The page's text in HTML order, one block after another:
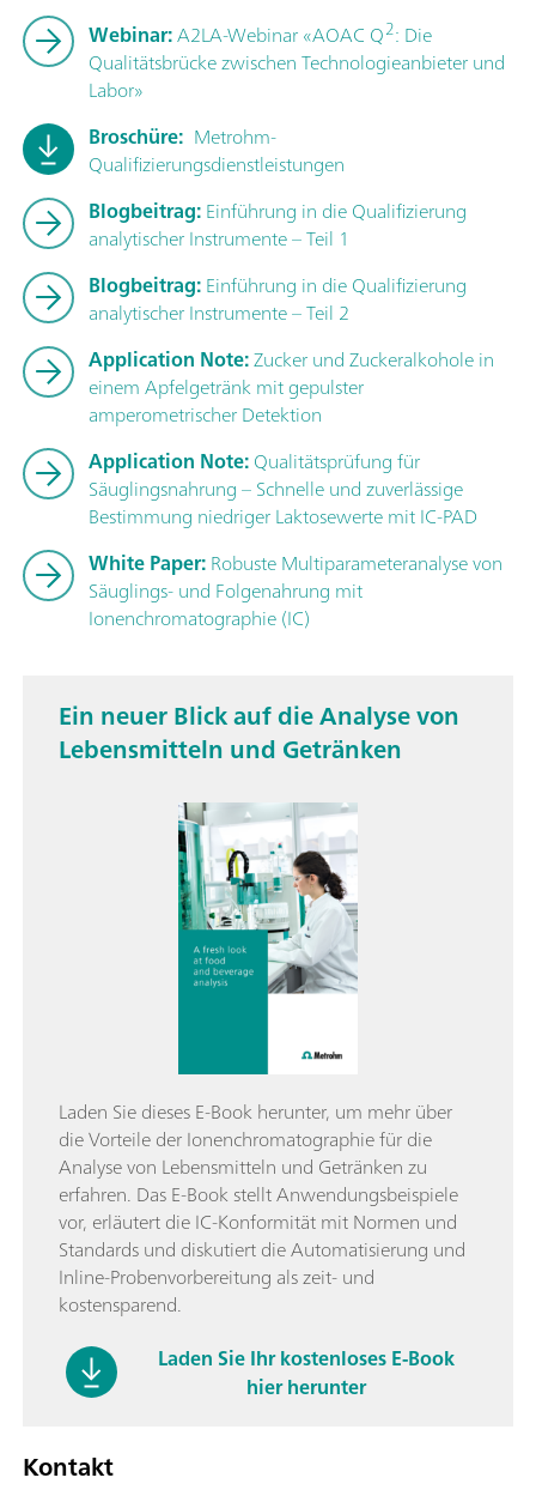
Webinar:A2LA-Webinar «AOAC Q2: Die
Qualitätsbrücke zwischen Technologieanbieter und
Labor»
Broschüre: Metrohm-
Qualifizierungsdienstleistungen
Blogbeitrag:Einführung in die Qualifizierung
analytischer Instrumente – Teil 1
Blogbeitrag:Einführung in die Qualifizierung
analytischer Instrumente – Teil 2
Application Note:Zucker und Zuckeralkohole in
einem Apfelgetränk mit gepulster
amperometrischer Detektion
Application Note:Qualitätsprüfung für
Säuglingsnahrung – Schnelle und zuverlässige
Bestimmung niedriger Laktosewerte mit IC-PAD
White Paper:Robuste Multiparameteranalyse von
Säuglings- und Folgenahrung mit
Ionenchromatographie (IC)
Ein neuer Blick auf die Analyse von
Lebensmitteln und Getränken
Laden Sie dieses E-Book herunter, um mehr über
die Vorteile der Ionenchromatographie für die
Analyse von Lebensmitteln und Getränken zu
erfahren. Das E-Book stellt Anwendungsbeispiele
vor, erläutert die IC-Konformität mit Normen und
Standards und diskutiert die Automatisierung und
Inline-Probenvorbereitung als zeit- und
kostensparend.
Laden Sie Ihr kostenloses E-Book
hier herunter
Kontakt